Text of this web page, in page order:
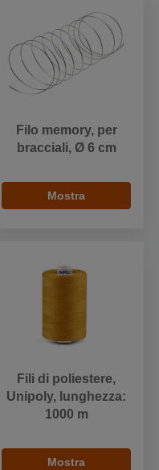
Filo memory, per
bracciali, Ø 6 cm
Mostra
Fili di poliestere,
Unipoly, lunghezza:
1000 m
Mostra